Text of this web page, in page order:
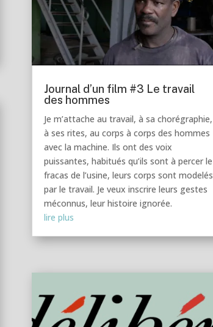
Journal d’un film #3 Le travail
des hommes
Je m’attache au travail, à sa chorégraphie,
à ses rites, au corps à corps des hommes
avec la machine. Ils ont des voix
puissantes, habitués qu’ils sont à percer le
fracas de l’usine, leurs corps sont modelés
par le travail. Je veux inscrire leurs gestes
méconnus, leur histoire ignorée.
lire plus